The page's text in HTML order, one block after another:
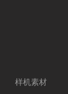
样机素材